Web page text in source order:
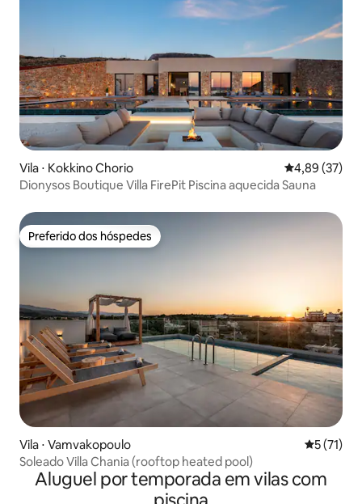
Vila ⋅ Kokkino Chorio 4,89 de uma
4,89 (37)
Dionysos Boutique Villa FirePit Piscina aquecida Sauna
Preferido dos hóspedes
Preferido dos hóspedes
Vila ⋅ Vamvakopoulo 5 de uma
5 (71)
Soleado Villa Chania (rooftop heated pool)
Aluguel por temporada em vilas com